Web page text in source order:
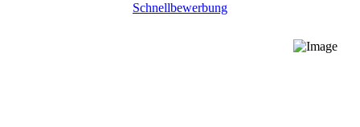
Schnellbewerbung